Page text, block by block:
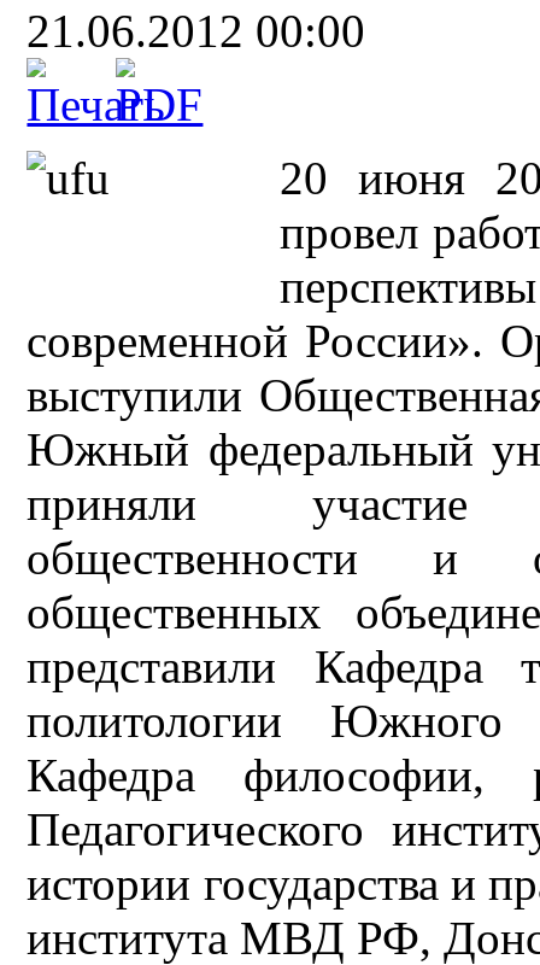
21.06.2012 00:00
20 июня
провел
современной России».
выступили
Южный федеральный
приняли участие
общественности и
общественных
представили Кафедра
политологии Южного
Кафедра философии,
Педагогического
истории государства и
института МВД РФ,